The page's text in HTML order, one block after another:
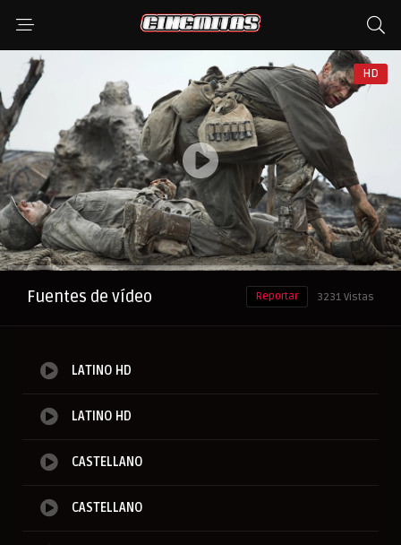
HD
Anuncio
Fuentes de vídeo 3231 Vistas
Reportar
LATINO HD
LATINO HD
CASTELLANO
CASTELLANO